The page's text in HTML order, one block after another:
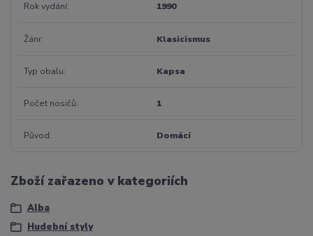
Rok vydání 1990
Žánr Klasicismus
Typ obalu Kapsa
Počet nosičů 1
Původ Domácí
Zboží zařazeno v kategoriích
Alba
Hudební styly